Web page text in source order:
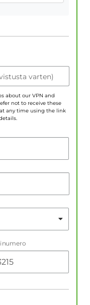
varten)
about our VPN and
not to receive these
any time using the link